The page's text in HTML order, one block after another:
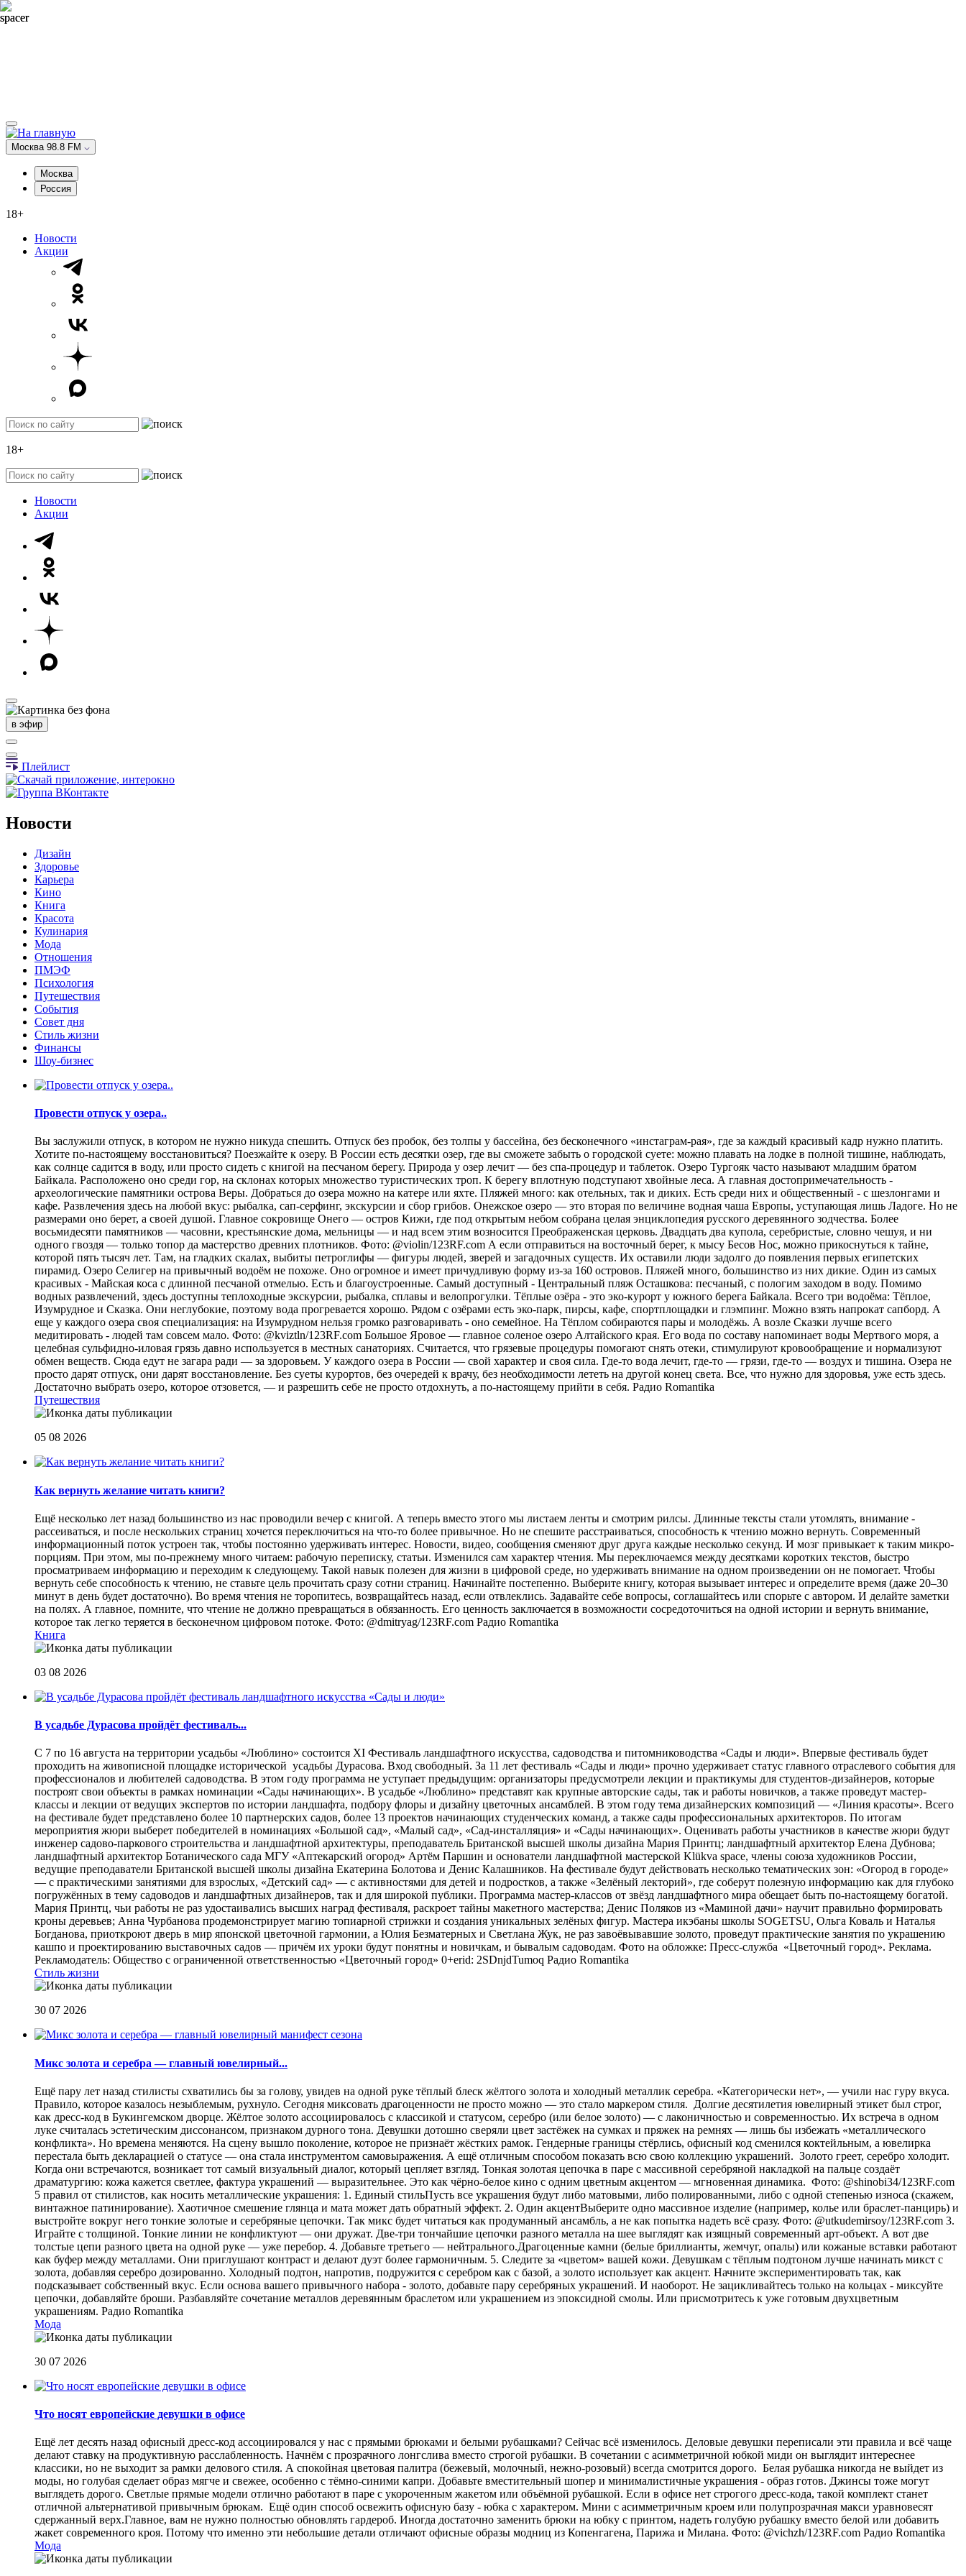
Москва 98.8 FM
Москва
Россия
18+
Новости
Акции
18+
Новости
Акции
в эфир
Плейлист
Новости
Дизайн
Здоровье
Карьера
Кино
Книга
Красота
Кулинария
Мода
Отношения
ПМЭФ
Психология
Путешествия
События
Совет дня
Стиль жизни
Финансы
Шоу-бизнес
Провести отпуск у озера..
Вы заслужили отпуск, в котором не нужно никуда спешить. Отпуск без пробок, без толпы у бассейна, без бесконечного «инстаграм-рая», где за каждый красивый кадр нужно платить.
Хотите по-настоящему восстановиться? Поезжайте к озеру. В России есть десятки озер, где вы сможете забыть о городской суете: можно плавать на лодке в полной тишине, наблюдать,
как солнце садится в воду, или просто сидеть с книгой на песчаном берегу. Природа у озер лечит — без спа-процедур и таблеток. Озеро Тургояк часто называют младшим братом
Байкала. Расположено оно среди гор, на склонах которых множество туристических троп. К берегу вплотную подступают хвойные леса. А главная достопримечательность -
археологические памятники острова Веры. Добраться до озера можно на катере или яхте. Пляжей много: как отельных, так и диких. Есть среди них и общественный - с шезлонгами и
кафе. Развлечения здесь на любой вкус: рыбалка, сап-серфинг, экскурсии и сбор грибов. Онежское озеро — это вторая по величине водная чаша Европы, уступающая лишь Ладоге. Но не
размерами оно берет, а своей душой. Главное сокровище Онего — остров Кижи, где под открытым небом собрана целая энциклопедия русского деревянного зодчества. Более
восьмидесяти памятников — часовни, крестьянские дома, мельницы — и над всем этим возносится Преображенская церковь. Двадцать два купола, серебристые, словно чешуя, и ни
одного гвоздя — только топор да мастерство древних плотников. Фото: @violin/123RF.com А если отправиться на восточный берег, к мысу Бесов Нос, можно прикоснуться к тайне,
которой пять тысяч лет. Там, на гладких скалах, выбиты петроглифы — фигуры людей, зверей и загадочных существ. Их оставили люди задолго до появления первых египетских
пирамид. Озеро Селигер на привычный водоём не похоже. Оно огромное и имеет причудливую форму из-за 160 островов. Пляжей много, большинство из них дикие. Один из самых
красивых - Майская коса с длинной песчаной отмелью. Есть и благоустроенные. Самый доступный - Центральный пляж Осташкова: песчаный, с пологим заходом в воду. Помимо
водных развлечений, здесь доступны теплоходные экскурсии, рыбалка, сплавы и велопрогулки. Тёплые озёра - это эко-курорт у южного берега Байкала. Всего три водоёма: Тёплое,
Изумрудное и Сказка. Они неглубокие, поэтому вода прогревается хорошо. Рядом с озёрами есть эко-парк, пирсы, кафе, спортплощадки и глэмпинг. Можно взять напрокат сапборд. А
еще у каждого озера своя специализация: на Изумрудном нельзя громко разговаривать - оно семейное. На Тёплом собираются пары и молодёжь. А возле Сказки лучше всего
медитировать - людей там совсем мало. Фото: @kviztln/123RF.com Большое Яровое — главное соленое озеро Алтайского края. Его вода по составу напоминает воды Мертвого моря, а
целебная сульфидно-иловая грязь давно используется в местных санаториях. Считается, что грязевые процедуры помогают снять отеки, стимулируют кровообращение и нормализуют
обмен веществ. Сюда едут не загара ради — за здоровьем. У каждого озера в России — свой характер и своя сила. Где-то вода лечит, где-то — грязи, где-то — воздух и тишина. Озера не
просто дарят отпуск, они дарят восстановление. Без суеты курортов, без очередей к врачу, без необходимости лететь на другой конец света. Все, что нужно для здоровья, уже есть здесь.
Достаточно выбрать озеро, которое отзовется, — и разрешить себе не просто отдохнуть, а по-настоящему прийти в себя. Радио Romantika
Путешествия
05 08 2026
Как вернуть желание читать книги?
Eщё несколько лет назад большинство из нас проводили вечер с книгой. А теперь вместо этого мы листаем ленты и смотрим рилсы. Длинные тексты стали утомлять, внимание -
рассеиваться, и после нескольких страниц хочется переключиться на что-то более привычное. Но не спешите расстраиваться, способность к чтению можно вернуть. Современный
информационный поток устроен так, чтобы постоянно удерживать интерес. Новости, видео, сообщения сменяют друг друга каждые несколько секунд. И мозг привыкает к таким микро-
порциям. При этом, мы по-прежнему много читаем: рабочую переписку, статьи. Изменился сам характер чтения. Мы переключаемся между десятками коротких текстов, быстро
просматриваем информацию и переходим к следующему. Такой навык полезен для жизни в цифровой среде, но удерживать внимание на одном произведении он не помогает. Чтобы
вернуть себе способность к чтению, не ставьте цель прочитать сразу сотни страниц. Начинайте постепенно. Выберите книгу, которая вызывает интерес и определите время (даже 20–30
минут в день будет достаточно). Во время чтения не торопитесь, возвращайтесь назад, если отвлеклись. Задавайте себе вопросы, соглашайтесь или спорьте с автором. И делайте заметки
на полях. А главное, помните, что чтение не должно превращаться в обязанность. Его ценность заключается в возможности сосредоточиться на одной истории и вернуть внимание,
которое так легко теряется в бесконечном цифровом потоке. Фото: @dmitryag/123RF.com Радио Romantika
Книга
03 08 2026
В усадьбе Дурасова пройдёт фестиваль...
С 7 по 16 августа на территории усадьбы «Люблино» состоится XI Фестиваль ландшафтного искусства, садоводства и питомниководства «Сады и люди». Впервые фестиваль будет
проходить на живописной площадке исторической усадьбы Дурасова. Вход свободный. За 11 лет фестиваль «Сады и люди» прочно удерживает статус главного отраслевого события для
профессионалов и любителей садоводства. В этом году программа не уступает предыдущим: организаторы предусмотрели лекции и практикумы для студентов-дизайнеров, которые
построят свои объекты в рамках номинации «Сады начинающих». В усадьбе «Люблино» представят как крупные авторские сады, так и работы новичков, а также проведут мастер-
классы и лекции от ведущих экспертов по истории ландшафта, подбору флоры и дизайну цветочных ансамблей. В этом году тема дизайнерских композиций — «Линия красоты». Всего
на фестивале будет представлено более 10 партнерских садов, более 13 проектов начинающих студенческих команд, а также сады профессиональных архитекторов. По итогам
мероприятия жюри выберет победителей в номинациях «Большой сад», «Малый сад», «Сад-инсталляция» и «Сады начинающих». Оценивать работы участников в качестве жюри будут
инженер садово-паркового строительства и ландшафтной архитектуры, преподаватель Британской высшей школы дизайна Мария Принтц; ландшафтный архитектор Елена Дубнова;
ландшафтный архитектор Ботанического сада МГУ «Аптекарский огород» Артём Паршин и основатели ландшафтной мастерской Klükva space, члены союза художников России,
ведущие преподаватели Британской высшей школы дизайна Екатерина Болотова и Денис Калашников. На фестивале будут действовать несколько тематических зон: «Огород в городе»
— с практическими занятиями для взрослых, «Детский сад» — с активностями для детей и подростков, а также «Зелёный лекторий», где соберут полезную информацию как для глубоко
погружённых в тему садоводов и ландшафтных дизайнеров, так и для широкой публики. Программа мастер-классов от звёзд ландшафтного мира обещает быть по-настоящему богатой.
Мария Принтц, чьи работы не раз удостаивались высших наград фестиваля, раскроет тайны макетного мастерства; Денис Поляков из «Маминой дачи» научит правильно формировать
кроны деревьев; Анна Чурбанова продемонстрирует магию топиарной стрижки и создания уникальных зелёных фигур. Мастера икэбаны школы SOGETSU, Ольга Коваль и Наталья
Богданова, приоткроют дверь в мир японской цветочной гармонии, а Юлия Безматерных и Светлана Жук, не раз завоёвывавшие золото, проведут практические занятия по украшению
кашпо и проектированию выставочных садов — причём их уроки будут понятны и новичкам, и бывалым садоводам. Фото на обложке: Пресс-служба «Цветочный город». Реклама.
Рекламодатель: Общество с ограниченной ответственностью «Цветочный город» 0+erid: 2SDnjdTumoq Радио Romantika
Стиль жизни
30 07 2026
Микс золота и серебра — главный ювелирный...
Ещё пару лет назад стилисты схватились бы за голову, увидев на одной руке тёплый блеск жёлтого золота и холодный металлик серебра. «Категорически нет», — учили нас гуру вкуса.
Правило, которое казалось незыблемым, рухнуло. Сегодня миксовать драгоценности не просто можно — это стало маркером стиля. Долгие десятилетия ювелирный этикет был строг,
как дресс-код в Букингемском дворце. Жёлтое золото ассоциировалось с классикой и статусом, серебро (или белое золото) — с лаконичностью и современностью. Их встреча в одном
луке считалась эстетическим диссонансом, признаком дурного тона. Девушки дотошно сверяли цвет застёжек на сумках и пряжек на ремнях — лишь бы избежать «металлического
конфликта». Но времена меняются. На сцену вышло поколение, которое не признаёт жёстких рамок. Гендерные границы стёрлись, офисный код сменился коктейльным, а ювелирка
перестала быть декларацией о статусе — она стала инструментом самовыражения. А ещё отличным способом показать всю свою коллекцию украшений. Золото греет, серебро холодит.
Когда они встречаются, возникает тот самый визуальный диалог, который цепляет взгляд. Тонкая золотая цепочка в паре с массивной серебряной накладкой на пальце создаёт
драматургию: кожа кажется светлее, фактура украшений — выразительнее. Это как чёрно-белое кино с одним цветным акцентом — мгновенная динамика. Фото: @shinobi34/123RF.com
5 правил от стилистов, как носить металлические украшения: 1. Единый стильПусть все украшения будут либо матовыми, либо полированными, либо с одной степенью износа (скажем,
винтажное патинирование). Хаотичное смешение глянца и мата может дать обратный эффект. 2. Один акцентВыберите одно массивное изделие (например, колье или браслет-панцирь) и
выстройте вокруг него тонкие золотые и серебряные цепочки. Так микс будет читаться как продуманный ансамбль, а не как попытка надеть всё сразу. Фото: @utkudemirsoy/123RF.com 3.
Играйте с толщиной. Тонкие линии не конфликтуют — они дружат. Две-три тончайшие цепочки разного металла на шее выглядят как изящный современный арт-объект. А вот две
толстые цепи разного цвета на одной руке — уже перебор. 4. Добавьте третьего — нейтрального.Драгоценные камни (белые бриллианты, жемчуг, опалы) или кожаные вставки работают
как буфер между металлами. Они приглушают контраст и делают дуэт более гармоничным. 5. Следите за «цветом» вашей кожи. Девушкам с тёплым подтоном лучше начинать микст с
золота, добавляя серебро дозированно. Холодный подтон, напротив, подружится с серебром как с базой, а золото использует как акцент. Начните экспериментировать так, как
подсказывает собственный вкус. Если основа вашего привычного набора - золото, добавьте пару серебряных украшений. И наоборот. Не зацикливайтесь только на кольцах - миксуйте
цепочки, добавляйте броши. Разбавляйте сочетание металлов деревянным браслетом или украшением из эпоксидной смолы. Или присмотритесь к уже готовым двухцветным
украшениям. Радио Romantika
Мода
30 07 2026
Что носят европейские девушки в офисе
Ещё лет десять назад офисный дресс-код ассоциировался у нас с прямыми брюками и белыми рубашками? Сейчас всё изменилось. Деловые девушки переписали эти правила и всё чаще
делают ставку на продуктивную расслабленность. Начнём с прозрачного лонгслива вместо строгой рубашки. В сочетании с асимметричной юбкой миди он выглядит интереснее
классики, но не выходит за рамки делового стиля. А спокойная цветовая палитра (бежевый, молочный, нежно-розовый) всегда смотрится дорого. Белая рубашка никогда не выйдет из
моды, но голубая сделает образ мягче и свежее, особенно с тёмно-синими капри. Добавьте вместительный шопер и минималистичные украшения - образ готов. Джинсы тоже могут
выглядеть дорого. Светлые прямые модели отлично работают в паре с укороченным жакетом или объёмной рубашкой. Если в офисе нет строгого дресс-кода, такой комплект станет
отличной альтернативой привычным брюкам. Ещё один способ освежить офисную базу - юбка с характером. Мини с асимметричным кроем или полупрозрачная макси уравновесят
сдержанный верх.Главное, вам не нужно полностью обновлять гардероб. Иногда достаточно заменить брюки на юбку с принтом, надеть голубую рубашку вместо белой или добавить
жакет современного кроя. Потому что именно эти небольшие детали отличают офисные образы модниц из Копенгагена, Парижа и Милана. Фото: @vichzh/123RF.com Радио Romantika
Мода